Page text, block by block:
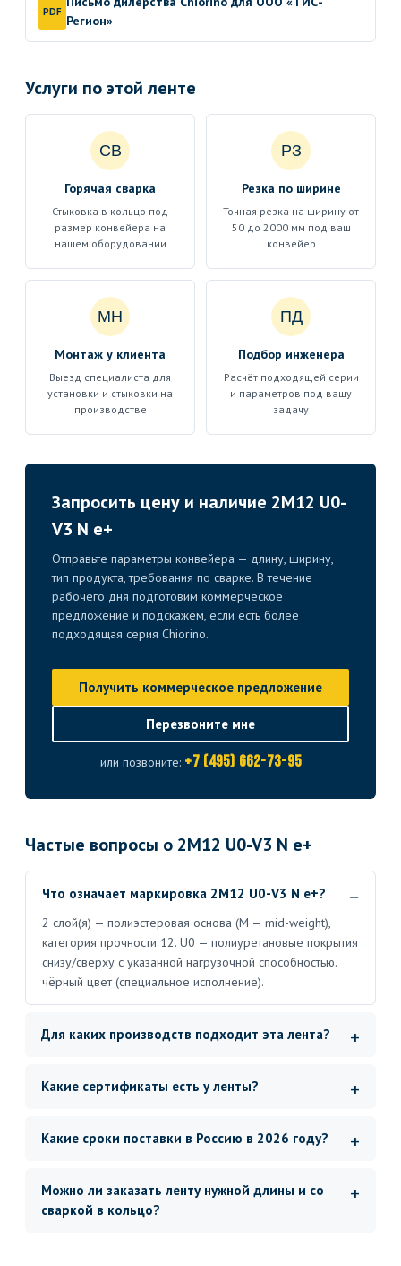
PDF
Регион»
Услуги по этой ленте
СВ
Горячая сварка
Стыковка в кольцо под
размер конвейера на
нашем оборудовании
РЗ
Резка по ширине
Точная резка на ширину от
50 до 2000 мм под ваш
конвейер
МН
Монтаж у клиента
Выезд специалиста для
установки и стыковки на
производстве
ПД
Подбор инженера
Расчёт подходящей серии
и параметров под вашу
задачу
Запросить цену и наличие 2M12 U0-
V3 N e+
Отправьте параметры конвейера — длину, ширину,
тип продукта, требования по сварке. В течение
рабочего дня подготовим коммерческое
предложение и подскажем, если есть более
подходящая серия Chiorino.
Получить коммерческое предложение
Перезвоните мне
или позвоните: +7 (495) 662-73-95
Частые вопросы о 2M12 U0-V3 N e+
Что означает маркировка 2M12 U0-V3 N e+?
2 слой(я) — полиэстеровая основа (M — mid-weight),
категория прочности 12. U0 — полиуретановые покрытия
снизу/сверху с указанной нагрузочной способностью.
чёрный цвет (специальное исполнение).
Для каких производств подходит эта лента?
Какие сертификаты есть у ленты?
Какие сроки поставки в Россию в 2026 году?
Можно ли заказать ленту нужной длины и со
сваркой в кольцо?